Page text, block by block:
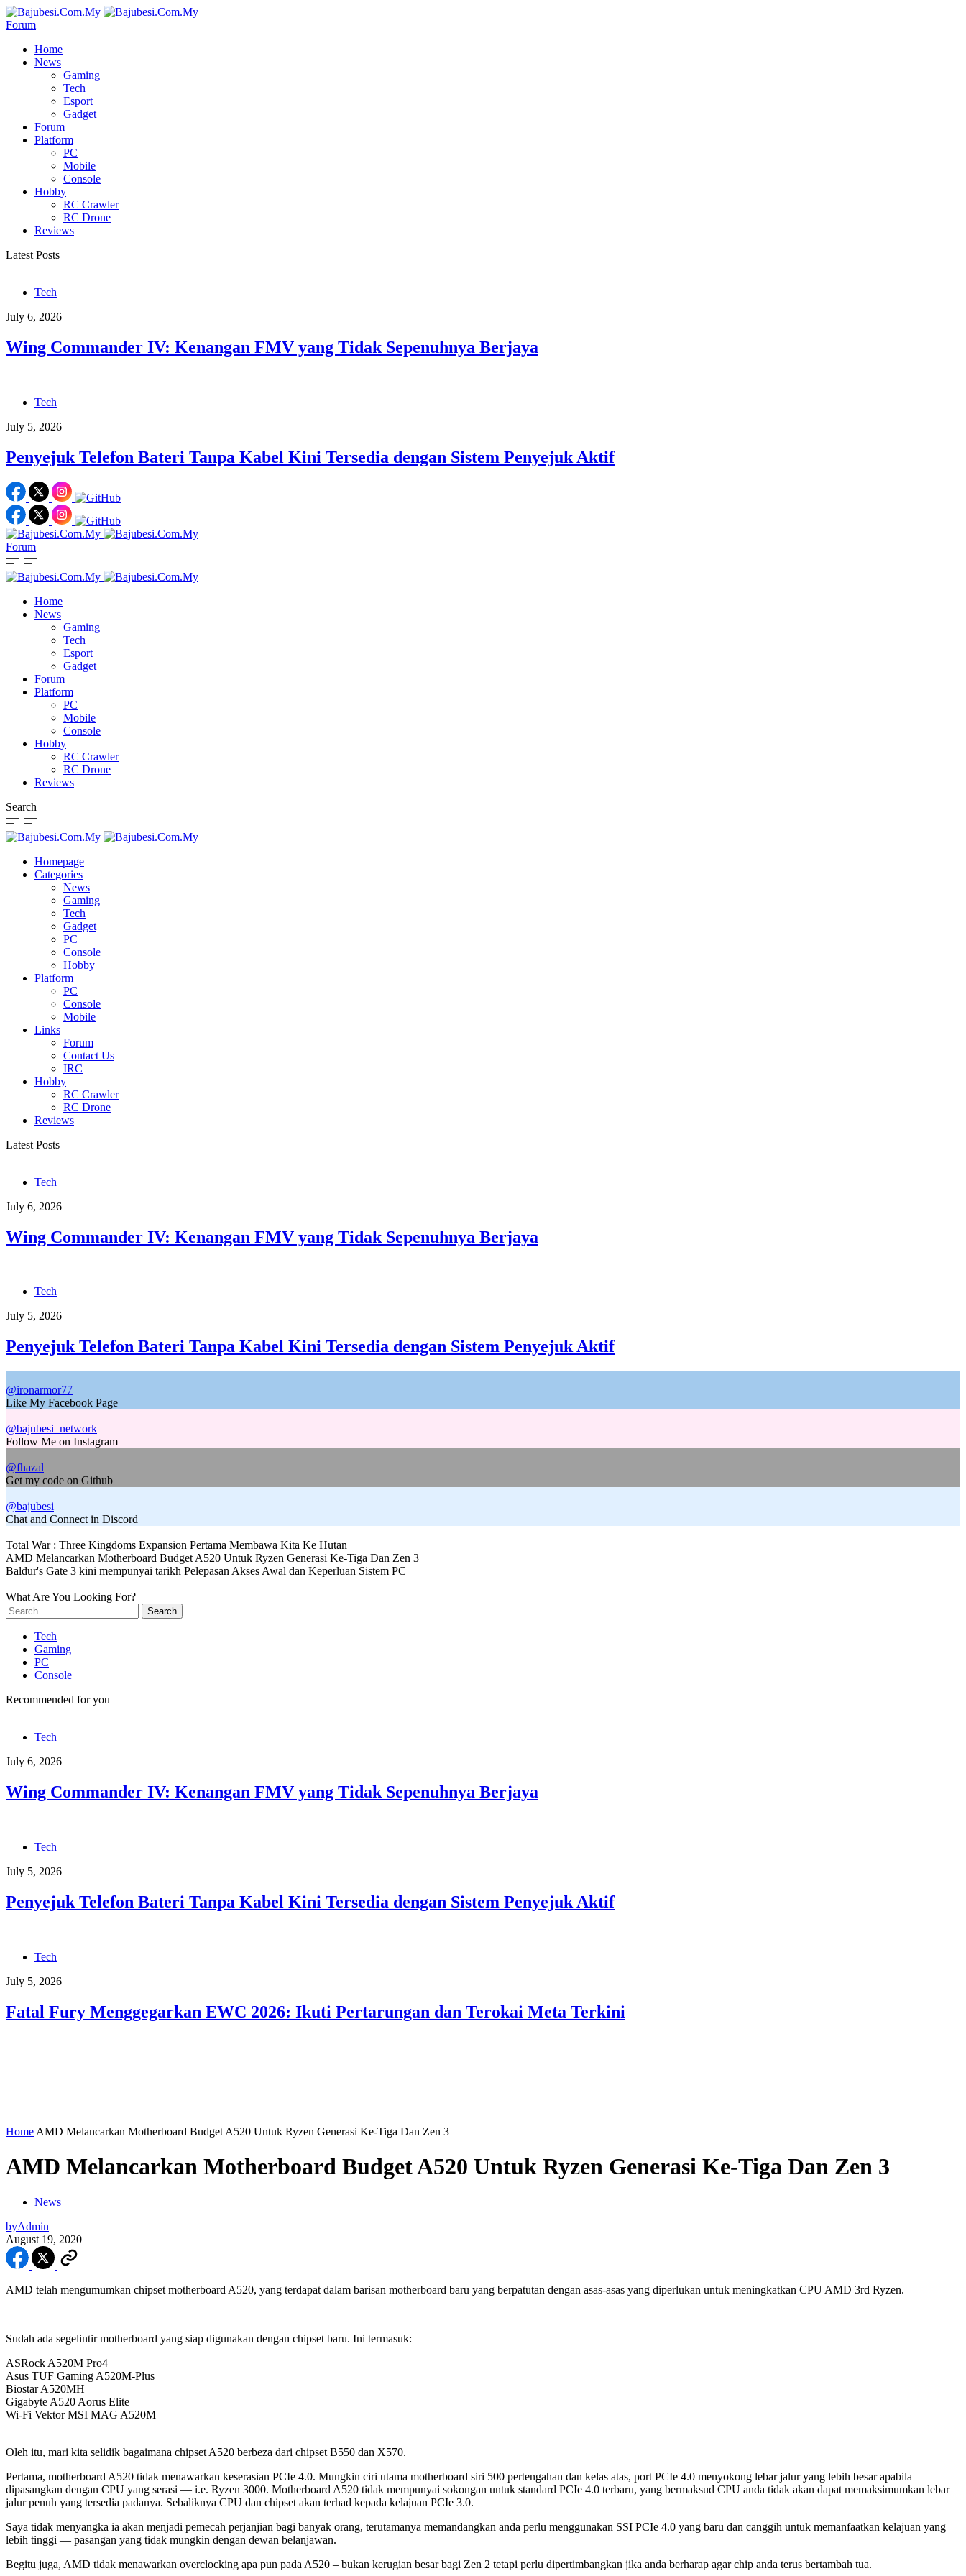
Forum
Home
News
Gaming
Tech
Esport
Gadget
Forum
Platform
PC
Mobile
Console
Hobby
RC Crawler
RC Drone
Reviews
Latest Posts
Tech
July 6, 2026
Wing Commander IV: Kenangan FMV yang Tidak Sepenuhnya Berjaya
Tech
July 5, 2026
Penyejuk Telefon Bateri Tanpa Kabel Kini Tersedia dengan Sistem Penyejuk Aktif
Forum
Home
News
Gaming
Tech
Esport
Gadget
Forum
Platform
PC
Mobile
Console
Hobby
RC Crawler
RC Drone
Reviews
Search
Homepage
Categories
News
Gaming
Tech
Gadget
PC
Console
Hobby
Platform
PC
Console
Mobile
Links
Forum
Contact Us
IRC
Hobby
RC Crawler
RC Drone
Reviews
Latest Posts
Tech
July 6, 2026
Wing Commander IV: Kenangan FMV yang Tidak Sepenuhnya Berjaya
Tech
July 5, 2026
Penyejuk Telefon Bateri Tanpa Kabel Kini Tersedia dengan Sistem Penyejuk Aktif
@ironarmor77
Like My Facebook Page
@bajubesi_network
Follow Me on Instagram
@fhazal
Get my code on Github
@bajubesi
Chat and Connect in Discord
Total War : Three Kingdoms Expansion Pertama Membawa Kita Ke Hutan
AMD Melancarkan Motherboard Budget A520 Untuk Ryzen Generasi Ke-Tiga Dan Zen 3
Baldur's Gate 3 kini mempunyai tarikh Pelepasan Akses Awal dan Keperluan Sistem PC
What Are You Looking For?
Search
Tech
Gaming
PC
Console
Recommended for you
Tech
July 6, 2026
Wing Commander IV: Kenangan FMV yang Tidak Sepenuhnya Berjaya
Tech
July 5, 2026
Penyejuk Telefon Bateri Tanpa Kabel Kini Tersedia dengan Sistem Penyejuk Aktif
Tech
July 5, 2026
Fatal Fury Menggegarkan EWC 2026: Ikuti Pertarungan dan Terokai Meta Terkini
Home AMD Melancarkan Motherboard Budget A520 Untuk Ryzen Generasi Ke-Tiga Dan Zen 3
AMD Melancarkan Motherboard Budget A520 Untuk Ryzen Generasi Ke-Tiga Dan Zen 3
News
byAdmin
August 19, 2020
AMD telah mengumumkan chipset motherboard A520, yang terdapat dalam barisan motherboard baru yang berpatutan dengan asas-asas yang diperlukan untuk meningkatkan CPU AMD 3rd Ryzen.
Sudah ada segelintir motherboard yang siap digunakan dengan chipset baru. Ini termasuk:
ASRock A520M Pro4
Asus TUF Gaming A520M-Plus
Biostar A520MH
Gigabyte A520 Aorus Elite
Wi-Fi Vektor MSI MAG A520M
Oleh itu, mari kita selidik bagaimana chipset A520 berbeza dari chipset B550 dan X570.
Pertama, motherboard A520 tidak menawarkan keserasian PCIe 4.0. Mungkin ciri utama motherboard siri 500 pertengahan dan kelas atas, port PCIe 4.0 menyokong lebar jalur yang lebih besar apabila
dipasangkan dengan CPU yang serasi — i.e. Ryzen 3000. Motherboard A520 tidak mempunyai sokongan untuk standard PCIe 4.0 terbaru, yang bermaksud CPU anda tidak akan dapat memaksimumkan lebar
jalur penuh yang tersedia padanya. Sebaliknya CPU dan chipset akan terhad kepada kelajuan PCIe 3.0.
Saya tidak menyangka ia akan menjadi pemecah perjanjian bagi banyak orang, terutamanya memandangkan anda perlu menggunakan SSI PCIe 4.0 yang baru dan canggih untuk memanfaatkan kelajuan yang
lebih tinggi — pasangan yang tidak mungkin dengan dewan belanjawan.
Begitu juga, AMD tidak menawarkan overclocking apa pun pada A520 – bukan kerugian besar bagi Zen 2 tetapi perlu dipertimbangkan jika anda berharap agar chip anda terus bertambah tua.